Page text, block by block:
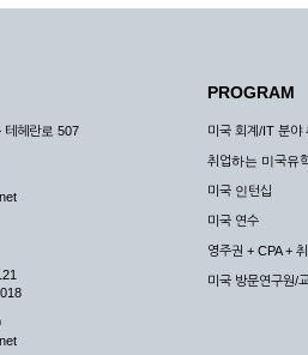
서비스 설비의 장애, 서비스 이용의 폭주 등
우
중지됨으로 인해 이용자 또는 제 3자가
를 이용할 수 있도록 하고 계속적, 안정적으
누설, 배포하여서는 안됩니다. 다만, 관계법
테헤란로 507
PROGRAM
미국 회계/IT 분야
취업하는 미국유
미국 인턴십
미국 연수
영주권 + CPA +
미국 방문연구원/